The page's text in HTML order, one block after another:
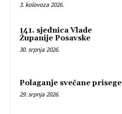
3. kolovoza 2026.
141. sjednica Vlade
Županije Posavske
30. srpnja 2026.
Polaganje svečane prisege
29. srpnja 2026.